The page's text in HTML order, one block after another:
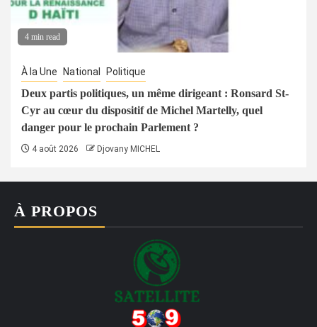
4 min read
À la Une National Politique
Deux partis politiques, un même dirigeant : Ronsard St-
Cyr au cœur du dispositif de Michel Martelly, quel
danger pour le prochain Parlement ?
4 août 2026 Djovany MICHEL
À PROPOS